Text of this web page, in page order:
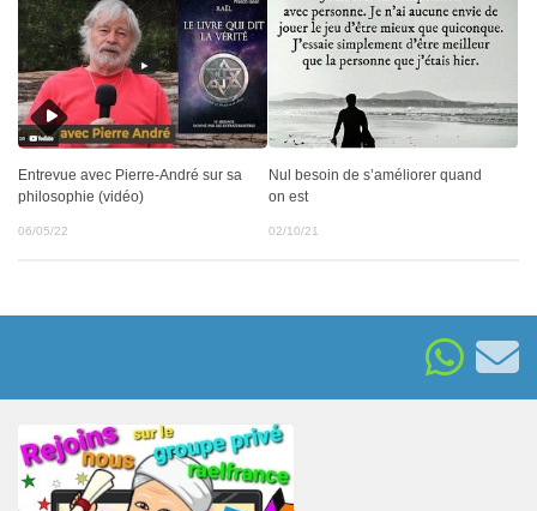
Entrevue avec Pierre-André sur sa
philosophie (vidéo)
06/05/22
Nul besoin de s’améliorer quand
on est
02/10/21